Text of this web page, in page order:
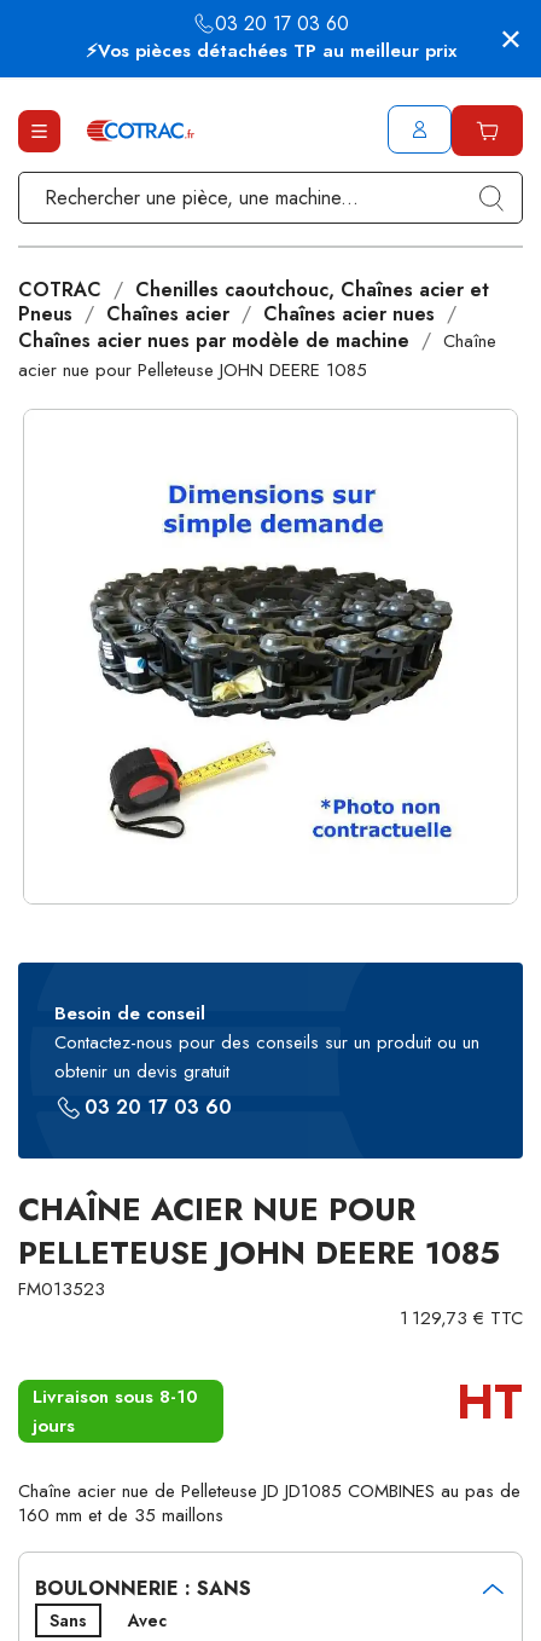
⚡Vos pièces détachées TP au meilleur prix
03 20 17 03 60
COTRAC
Chenilles caoutchouc, Chaînes acier et
Pneus
Chaînes acier
Chaînes acier nues
Chaînes acier nues par modèle de machine
Chaîne
acier nue pour Pelleteuse JOHN DEERE 1085
Besoin de conseil
Contactez-nous pour des conseils sur un produit ou un
obtenir un devis gratuit
03 20 17 03 60
CHAÎNE ACIER NUE POUR
PELLETEUSE JOHN DEERE 1085
FM013523
1 129,73 € TTC
Livraison sous 8-10
jours
HT
Chaîne acier nue de Pelleteuse JD JD1085 COMBINES au pas de
160 mm et de 35 maillons
BOULONNERIE : SANS
Sans Avec